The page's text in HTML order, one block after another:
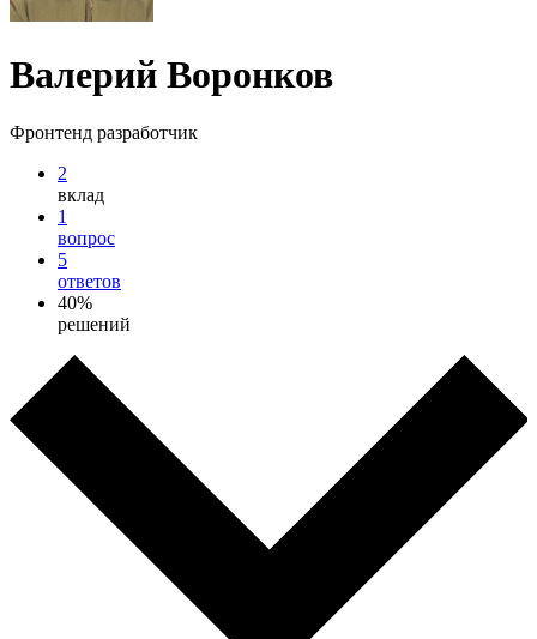
Валерий Воронков
Фронтенд разработчик
2
вклад
1
вопрос
5
ответов
40%
решений